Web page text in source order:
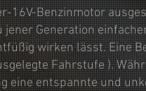
16V-Benzinmotor
Generation
wirken lässt. Eine
Fahrstufe ).
eine entspannte und